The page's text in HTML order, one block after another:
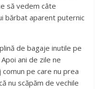
să vedem câte
bărbat aparent puternic
de bagaje inutile pe
ani de zile ne
pe care nu prea
nu scăpăm de vechile